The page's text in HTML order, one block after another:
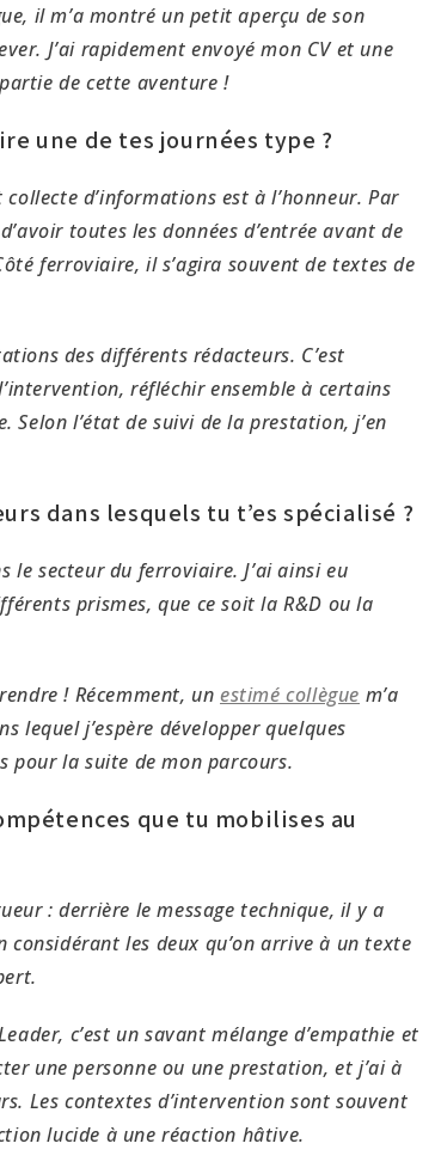
il m’a montré un petit aperçu de son
J’ai rapidement envoyé mon CV et une
de cette aventure !
une de tes journées type ?
d’informations est à l’honneur. Par
toutes les données d’entrée avant de
ferroviaire, il s’agira souvent de textes de
des différents rédacteurs. C’est
réfléchir ensemble à certains
Selon l’état de suivi de la prestation, j’en
dans lesquels tu t’es spécialisé ?
le secteur du ferroviaire. J’ai ainsi eu
prismes, que ce soit la R&D ou la
! Récemment, unestimé collègue m’a
lequel j’espère développer quelques
pour la suite de mon parcours.
que tu mobilises au
: derrière le message technique, il y a
considérant les deux qu’on arrive à un texte
c’est un savant mélange d’empathie et
une personne ou une prestation, et j’ai à
Les contextes d’intervention sont souvent
lucide à une réaction hâtive.